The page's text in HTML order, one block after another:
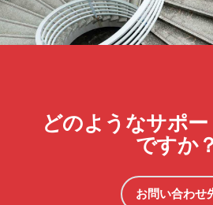
どのようなサポ
ですか？
お問い合わせ